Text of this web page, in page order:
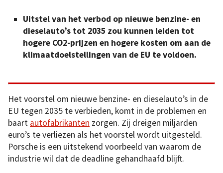
Uitstel van het verbod op nieuwe benzine- en
dieselauto’s tot 2035 zou kunnen leiden tot
hogere CO2-prijzen en hogere kosten om aan de
klimaatdoelstellingen van de EU te voldoen.
Het voorstel om nieuwe benzine- en dieselauto’s in de
EU tegen 2035 te verbieden, komt in de problemen en
baart autofabrikanten zorgen. Zij dreigen miljarden
euro’s te verliezen als het voorstel wordt uitgesteld.
Porsche is een uitstekend voorbeeld van waarom de
industrie wil dat de deadline gehandhaafd blijft.